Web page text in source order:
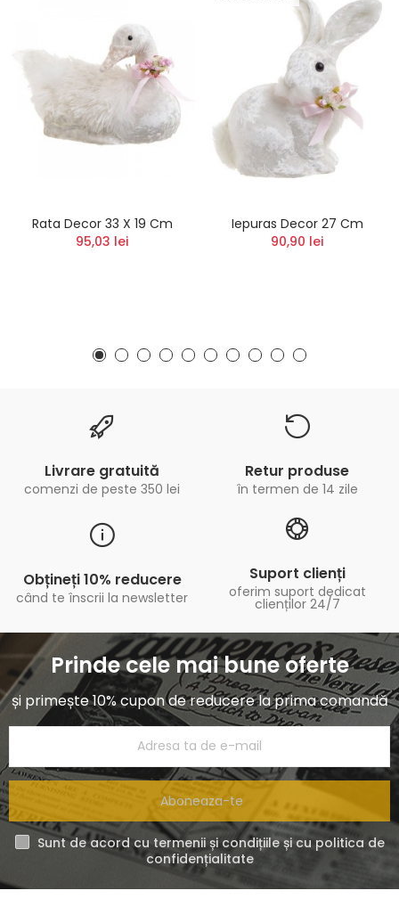
Rata Decor 33 X 19 Cm
95,03 lei
Iepuras Decor 27 Cm
90,90 lei
Livrare gratuită
comenzi de peste 350 lei
Retur produse
în termen de 14 zile
Obțineți 10% reducere
când te înscrii la newsletter
Suport clienți
oferim suport dedicat
clienților 24/7
Prinde cele mai bune oferte
și primește 10% cupon de reducere la prima comandă
Aboneaza-te
Sunt de acord cu termenii și condițiile și cu politica de
confidențialitate